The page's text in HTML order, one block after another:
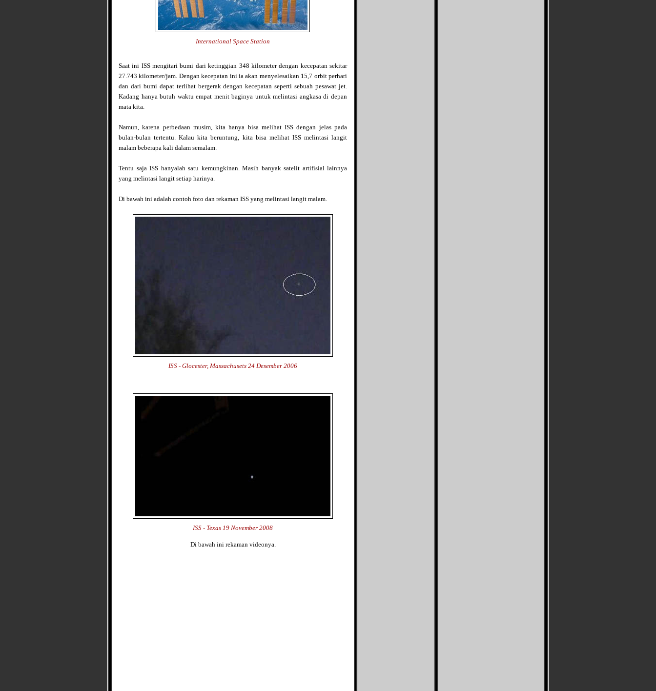
International Space Station
Saat ini ISS mengitari bumi dari ketinggian 348 kilometer dengan kecepatan sekitar
27.743 kilometer/jam. Dengan kecepatan ini ia akan menyelesaikan 15,7 orbit perhari
dan dari bumi dapat terlihat bergerak dengan kecepatan seperti sebuah pesawat jet.
Kadang hanya butuh waktu empat menit baginya untuk melintasi angkasa di depan
mata kita.
Namun, karena perbedaan musim, kita hanya bisa melihat ISS dengan jelas pada
bulan-bulan tertentu. Kalau kita beruntung, kita bisa melihat ISS melintasi langit
malam beberapa kali dalam semalam.
Tentu saja ISS hanyalah satu kemungkinan. Masih banyak satelit artifisial lainnya
yang melintasi langit setiap harinya.
Di bawah ini adalah contoh foto dan rekaman ISS yang melintasi langit malam.
ISS - Glocester, Massachusets 24 Desember 2006
ISS - Texas 19 November 2008
Di bawah ini rekaman videonya.